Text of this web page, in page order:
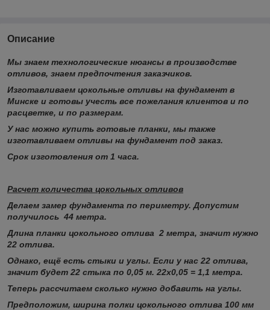
Описание
Мы знаем технологические нюансы в производстве
отливов, знаем предпочтения заказчиков.
Изготавливаем цокольные отливы на фундамент в
Минске и готовы учесть все пожелания клиентов и по
расцветке, и по размерам.
У нас можно купить готовые планки, мы также
изготавливаем отливы на фундамент под заказ.
Срок изготовления от 1 часа.
Расчет количества цокольных отливов
Делаем замер фундамента по периметру. Допустим
получилось 44 метра.
Длина планки цокольного отлива 2 метра, значит нужно
22 отлива.
Однако, ещё есть стыки и углы. Если у нас 22 отлива,
значит будет 22 стыка по 0,05 м. 22х0,05 = 1,1 метра.
Теперь рассчитаем сколько нужно добавить на углы.
Предположим, ширина полки цокольного отлива 100 мм